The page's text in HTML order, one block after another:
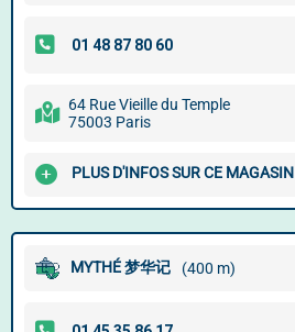
64 Rue Vieille du Temple
75003 Paris
PLUS D'INFOS SUR CE MAGASIN
MYTHÉ 梦华记 (400 m)